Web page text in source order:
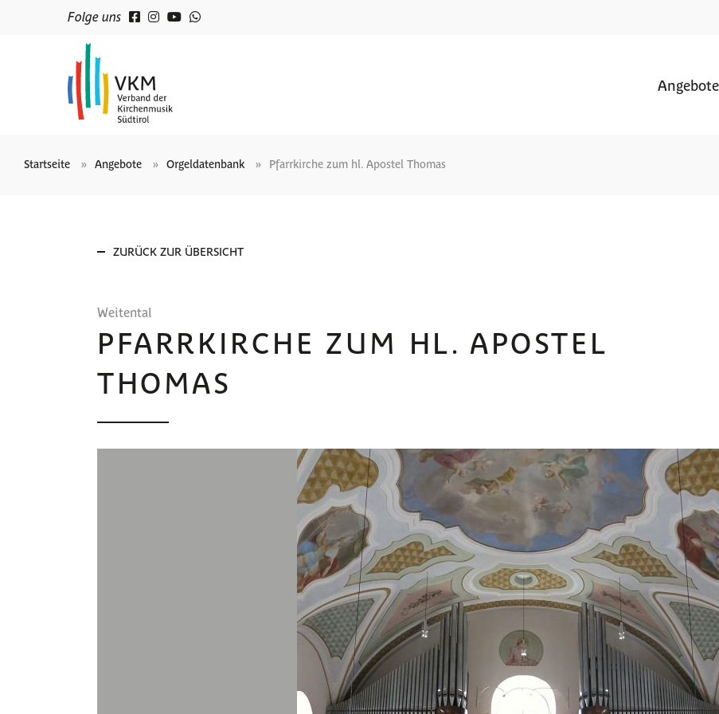
Folge uns
Angebote
Startseite Angebote Orgeldatenbank Pfarrkirche zum hl. Apostel Thomas
ZURÜCK ZUR ÜBERSICHT
Weitental
PFARRKIRCHE ZUM HL. APOSTEL
THOMAS